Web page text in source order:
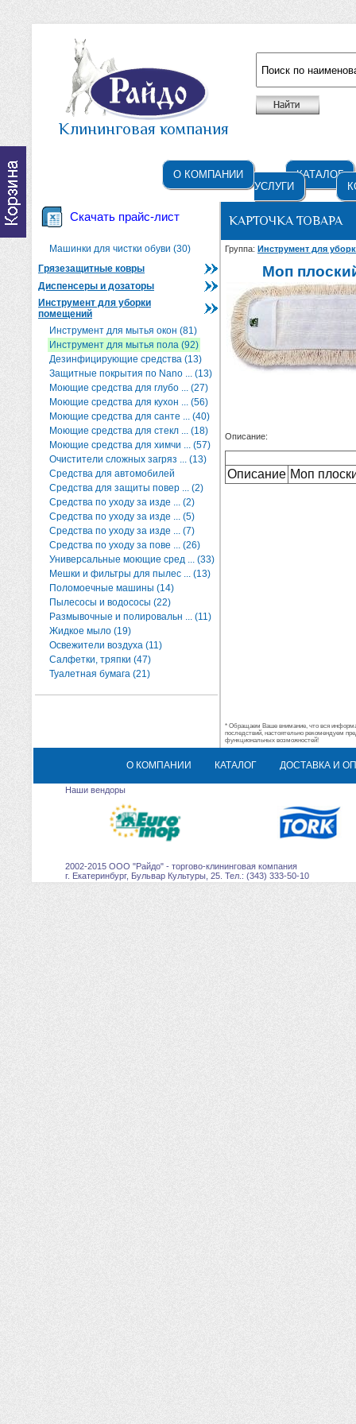
Клининговая компания
О КОМПАНИИ
КАТАЛОГ
УСЛУГИ
Скачать прайс-лист
Машинки для чистки обуви (30)
Грязезащитные ковры
Диспенсеры и дозаторы
Инструмент для уборки
помещений
Инструмент для мытья окон (81)
Инструмент для мытья пола (92)
Дезинфицирующие средства (13)
Защитные покрытия по Nano ... (13)
Моющие средства для глубо ... (27)
Моющие средства для кухон ... (56)
Моющие средства для санте ... (40)
Моющие средства для стекл ... (18)
Моющие средства для химчи ... (57)
Очистители сложных загряз ... (13)
Средства для автомобилей
Средства для защиты повер ... (2)
Средства по уходу за изде ... (2)
Средства по уходу за изде ... (5)
Средства по уходу за изде ... (7)
Средства по уходу за пове ... (26)
Универсальные моющие сред ... (33)
Мешки и фильтры для пылес ... (13)
Поломоечные машины (14)
Пылесосы и водососы (22)
Размывочные и полировальн ... (11)
Жидкое мыло (19)
Освежители воздуха (11)
Салфетки, тряпки (47)
Туалетная бумага (21)
КАРТОЧКА ТОВАРА
Группа: Инструмент для
Моп
Описание:
Описание Моп
* Обращаем Ваше внимание, что вся
последствий, настоятельно рекомендуем
функциональных возможностей!
О КОМПАНИИ КАТАЛОГ ДОСТАВКА И
Наши вендоры
2002-2015 ООО "Райдо" - торгово-клининговая компания
г. Екатеринбург, Бульвар Культуры, 25. Тел.: (343) 333-50-10